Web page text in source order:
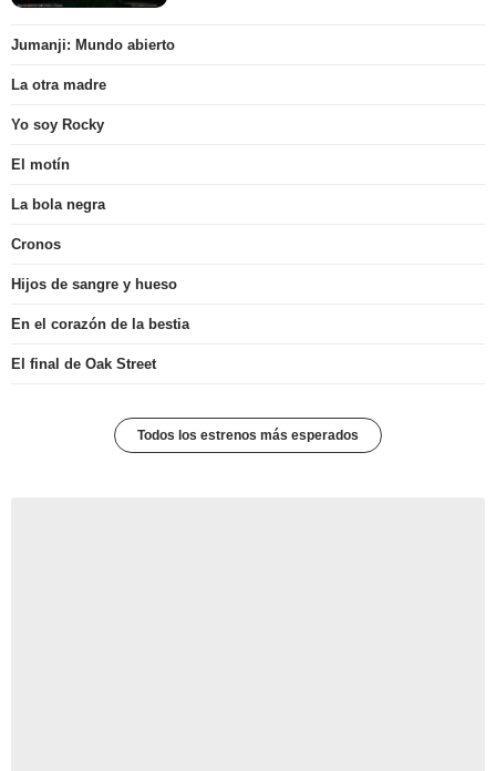
Jumanji: Mundo abierto
La otra madre
Yo soy Rocky
El motín
La bola negra
Cronos
Hijos de sangre y hueso
En el corazón de la bestia
El final de Oak Street
Todos los estrenos más esperados